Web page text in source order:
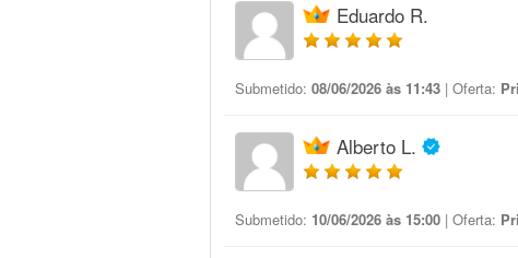
Eduardo R.
Submetido: 08/06/2026 às 11:43 | Oferta:
Alberto L.
Submetido: 10/06/2026 às 15:00 | Oferta: